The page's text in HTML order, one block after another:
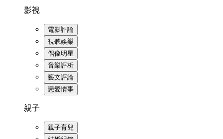
影視
電影評論
視聽娛樂
偶像明星
音樂評析
藝文評論
戀愛情事
親子
親子育兒